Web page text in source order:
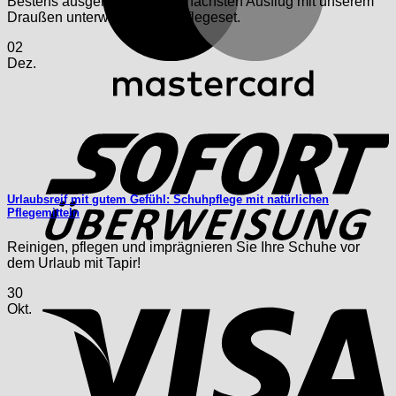
Draußen unterwegs! Schuhpflegeset.
02
Dez.
Urlaubsreif mit gutem Gefühl: Schuhpflege mit natürlichen
Pflegemitteln
Reinigen, pflegen und imprägnieren Sie Ihre Schuhe vor
dem Urlaub mit Tapir!
30
Okt.